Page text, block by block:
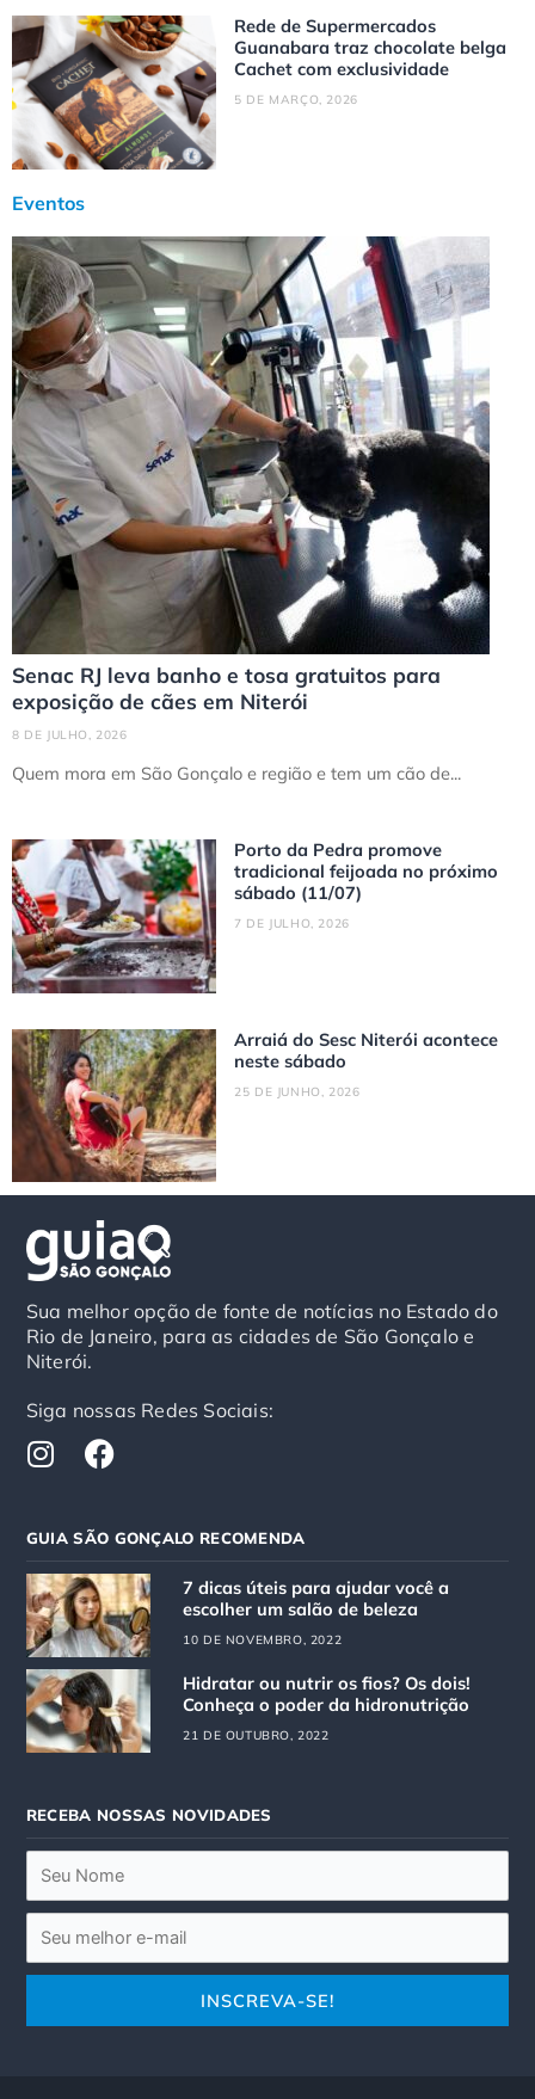
Rede de Supermercados
Guanabara traz chocolate belga
Cachet com exclusividade
5 DE MARÇO, 2026
Eventos
Senac RJ leva banho e tosa gratuitos para
exposição de cães em Niterói
8 DE JULHO, 2026
Quem mora em São Gonçalo e região e tem um cão de...
Porto da Pedra promove
tradicional feijoada no próximo
sábado (11/07)
7 DE JULHO, 2026
Arraiá do Sesc Niterói acontece
neste sábado
25 DE JUNHO, 2026
Sua melhor opção de fonte de notícias no Estado do
Rio de Janeiro, para as cidades de São Gonçalo e
Niterói.
Siga nossas Redes Sociais:
I
n
t
a
g
r
a
m
F
a
e
b
o
o
k
GUIA SÃO GONÇALO RECOMENDA
7 dicas úteis para ajudar você a
escolher um salão de beleza
10 DE NOVEMBRO, 2022
Hidratar ou nutrir os fios? Os dois!
Conheça o poder da hidronutrição
21 DE OUTUBRO, 2022
RECEBA NOSSAS NOVIDADES